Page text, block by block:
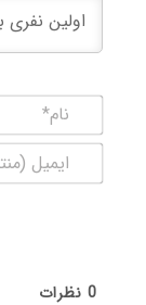
0نظرات